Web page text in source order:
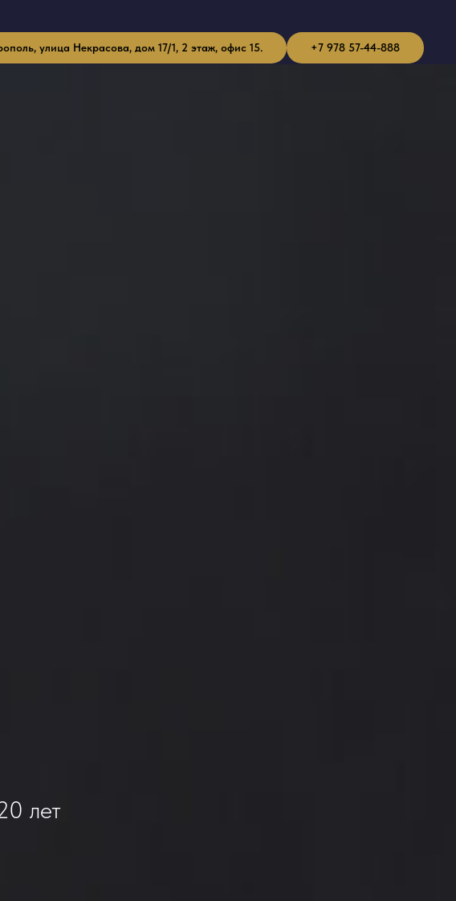
улица Некрасова, дом 17/1, 2 этаж, офис 15. +7 978 57-44-888
лет